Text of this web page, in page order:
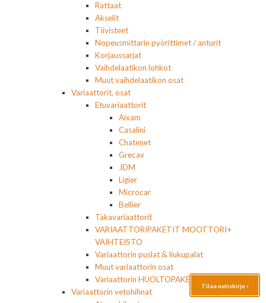
Rattaat
Akselit
Tiivisteet
Nopeusmittarin pyörittimet / anturit
Korjaussarjat
Vaihdelaatikon lohkot
Muut vaihdelaatikon osat
Variaattorit, osat
Etuvariaattorit
Aixam
Casalini
Chatenet
Grecav
JDM
Ligier
Microcar
Bellier
Takavariaattorit
VARIAATTORIPAKETIT MOOTTORI+
VAIHTEISTO
Variaattorin puslat & liukupalat
Muut variaattorin osat
Variaattorin HUOLTOPAKETIT
Variaattorin vetohihnat
Tilaa uutiskirje ›